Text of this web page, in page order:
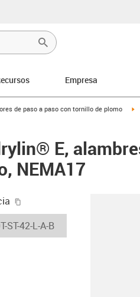
Empresa
arrow-right
de paso a paso con tornillo de plomo
E,
NEMA17
lieferzeit
ST-42-L-A-B